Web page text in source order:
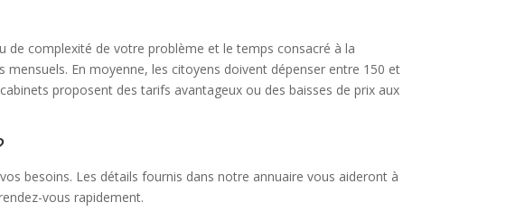
de complexité de votre problème et le temps consacré à la
En moyenne, les citoyens doivent dépenser entre 150 et
proposent des tarifs avantageux ou des baisses de prix aux
besoins. Les détails fournis dans notre annuaire vous aideront à
vous rapidement.